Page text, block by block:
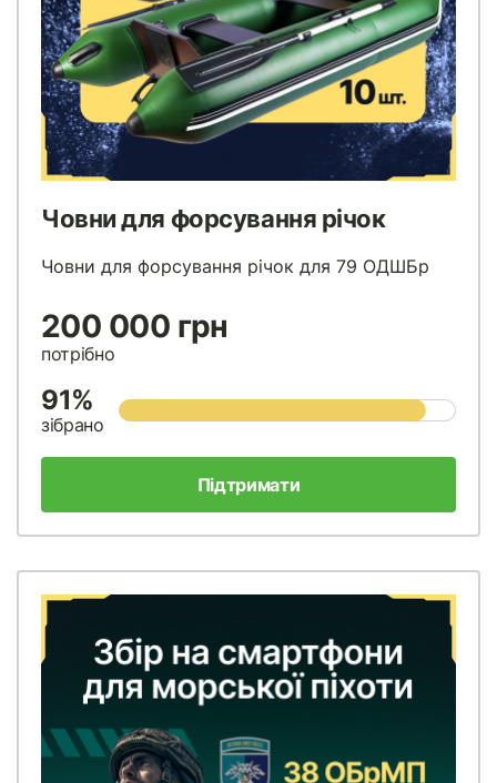
Човни для форсування річок
Човни для форсування річок для 79 ОДШБр
200 000 грн
потрібно
91%
зібрано
Підтримати